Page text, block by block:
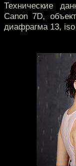
Технические
Canon 7D,
диафрагма 13,